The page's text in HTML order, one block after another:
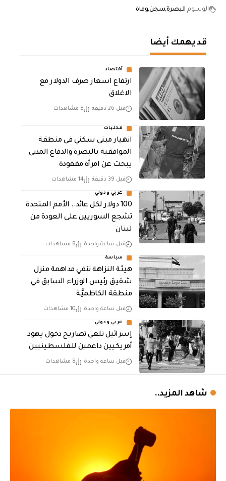
الوسوم البصرةسجنوفاة
قد يهمك أيضا
أقتصاد
ارتفاع اسعار صرف الدولار مع
الاغلاق
قبل 26 دقيقة 8 مشاهدات
محليات
انهيار مبنى سكني في منطقة
الموافقية بالبصرة والدفاع المدني
يبحث عن امرأة مفقودة
قبل 39 دقيقة 14 مشاهدات
عربي ودولي
100 دولار لكل عائد.. الأمم المتحدة
تشجع السوريين على العودة من
لبنان
قبل ساعة واحدة 8 مشاهدات
سياسة
هيئة النزاهة تنفي مداهمة منزل
شقيق رئيس الوزراء السابق في
منطقة الكاظميَّة
قبل ساعة واحدة 10 مشاهدات
عربي ودولي
إسرائيل تلغي تصاريح دخول يهود
أمريكيين داعمين للفلسطينيين
قبل ساعة واحدة 8 مشاهدات
شاهد المزيد..